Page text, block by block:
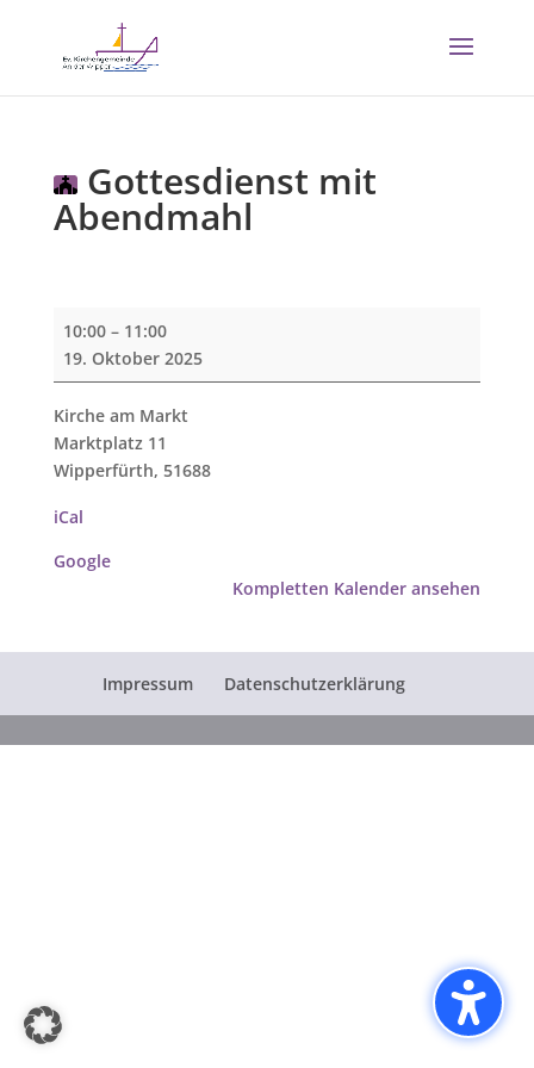
Gottesdienst mit
Abendmahl
Gottesdienst
mit
10:00 – 11:00
19. Oktober 2025
Kirche am Markt
Marktplatz 11
Wipperfürth, 51688
iCal
Google
Kompletten Kalender ansehen
Impressum Datenschutzerklärung